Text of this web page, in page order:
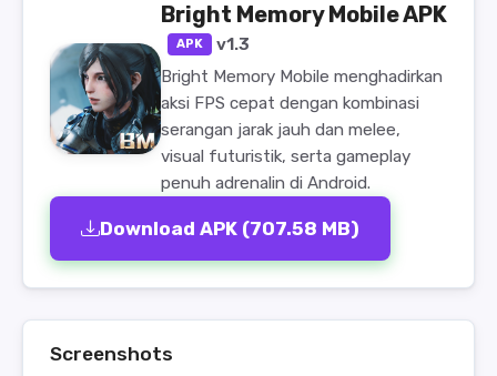
Bright Memory Mobile APK
APK
v1.3
Bright Memory Mobile menghadirkan
aksi FPS cepat dengan kombinasi
serangan jarak jauh dan melee,
visual futuristik, serta gameplay
penuh adrenalin di Android.
Download APK (707.58 MB)
Screenshots